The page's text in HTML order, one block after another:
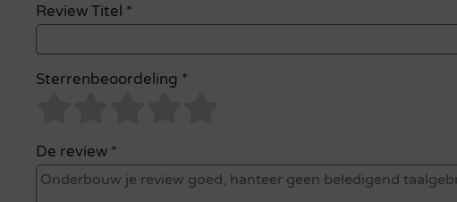
Review Titel *
Sterrenbeoordeling *
De review *